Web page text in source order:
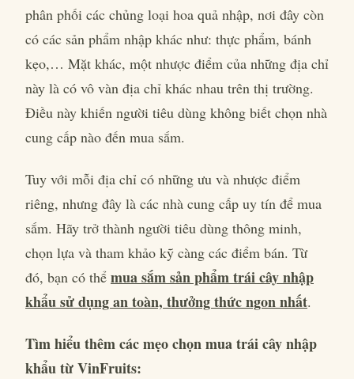
phân phối các chủng loại hoa quả nhập, nơi đây còn
có các sản phẩm nhập khác như: thực phẩm, bánh
kẹo,… Mặt khác, một nhược điểm của những địa chỉ
này là có vô vàn địa chỉ khác nhau trên thị trường.
Điều này khiến người tiêu dùng không biết chọn nhà
cung cấp nào đến mua sắm.
Tuy với mỗi địa chỉ có những ưu và nhược điểm
riêng, nhưng đây là các nhà cung cấp uy tín để mua
sắm. Hãy trở thành người tiêu dùng thông minh,
chọn lựa và tham khảo kỹ càng các điểm bán. Từ
đó, bạn có thể mua sắm sản phẩm trái cây nhập
khẩu sử dụng an toàn, thưởng thức ngon nhất.
Tìm hiểu thêm các mẹo chọn mua trái cây nhập
khẩu từ VinFruits: